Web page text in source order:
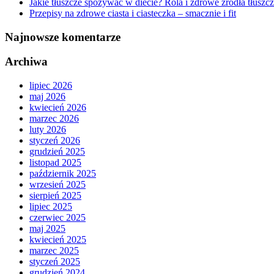
Jakie tłuszcze spożywać w diecie? Rola i zdrowe źródła
Przepisy na zdrowe ciasta i ciasteczka – smacznie i fit
Najnowsze komentarze
Archiwa
lipiec 2026
maj 2026
kwiecień 2026
marzec 2026
luty 2026
styczeń 2026
grudzień 2025
listopad 2025
październik 2025
wrzesień 2025
sierpień 2025
lipiec 2025
czerwiec 2025
maj 2025
kwiecień 2025
marzec 2025
styczeń 2025